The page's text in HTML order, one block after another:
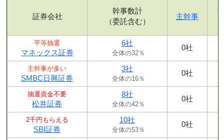
証券会社
幹事数計
（委託含む）
主幹事
平等抽選
マネックス証券
6社
全体の32％
0社
主幹事が多い
SMBC日興証券
3社
全体の16％
0社
抽選資金不要
松井証券
8社
全体の42％
0社
2千円もらえる
SBI証券
10社
全体の53％
0社